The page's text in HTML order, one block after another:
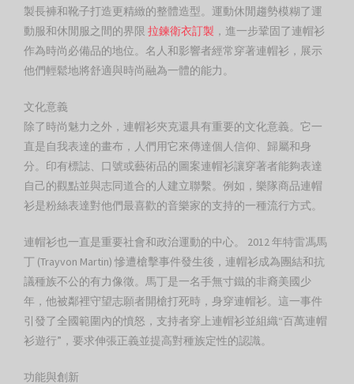
製長褲和靴子打造更精緻的整體造型。運動休閒趨勢模糊了運
動服和休閒服之間的界限 拉鍊衛衣訂製 ，進一步鞏固了連帽衫
作為時尚必備品的地位。名人和影響者經常穿著連帽衫，展示
他們輕鬆地將舒適與時尚融為一體的能力。
文化意義
除了時尚魅力之外，連帽衫夾克還具有重要的文化意義。它一
直是自我表達的畫布，人們用它來傳達個人信仰、歸屬和身
分。印有標誌、口號或藝術品的圖案連帽衫讓穿著者能夠表達
自己的觀點並與志同道合的人建立聯繫。例如，樂隊商品連帽
衫是粉絲表達對他們最喜歡的音樂家的支持的一種流行方式。
連帽衫也一直是重要社會和政治運動的中心。 2012 年特雷馮馬
丁 (Trayvon Martin) 慘遭槍擊事件發生後，連帽衫成為團結和抗
議種族不公的有力像徵。馬丁是一名手無寸鐵的非裔美國少
年，他被鄰裡守望志願者開槍打死時，身穿連帽衫。這一事件
引發了全國範圍內的憤怒，支持者穿上連帽衫並組織“百萬連帽
衫遊行”，要求伸張正義並提高對種族定性的認識。
功能與創新